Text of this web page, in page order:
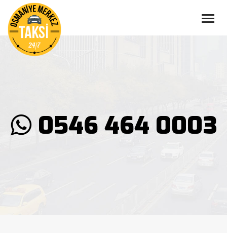
×
ANASAYFA
HAKKIMIZDA
HIZMETLERIMIZ
İLETIŞIM0546 464 0003